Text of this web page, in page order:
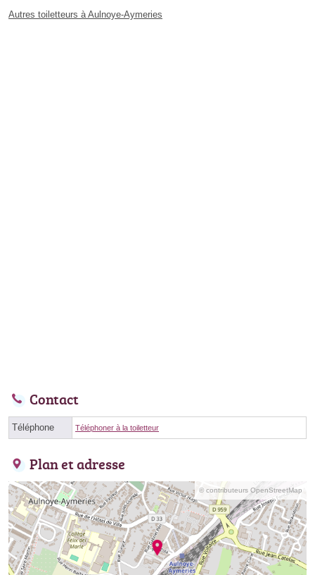
Autres toiletteurs à Aulnoye-Aymeries
Contact
Téléphone Téléphoner à la toiletteur
Plan et adresse
© contributeurs OpenStreetMap